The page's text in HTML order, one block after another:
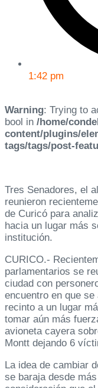
1:42 pm
Warning: Trying to
bool in /home/
content/plugins/
tags/tags/post-
Tres Senadores, el
reunieron
de Curicó para
hacia un lugar más
institución.
CURICO.-
parlamentarios se
ciudad con
encuentro en que
recinto a un lugar
tomar aún más
avioneta cayera
Montt dejando 6
La idea de cambiar
se baraja desde